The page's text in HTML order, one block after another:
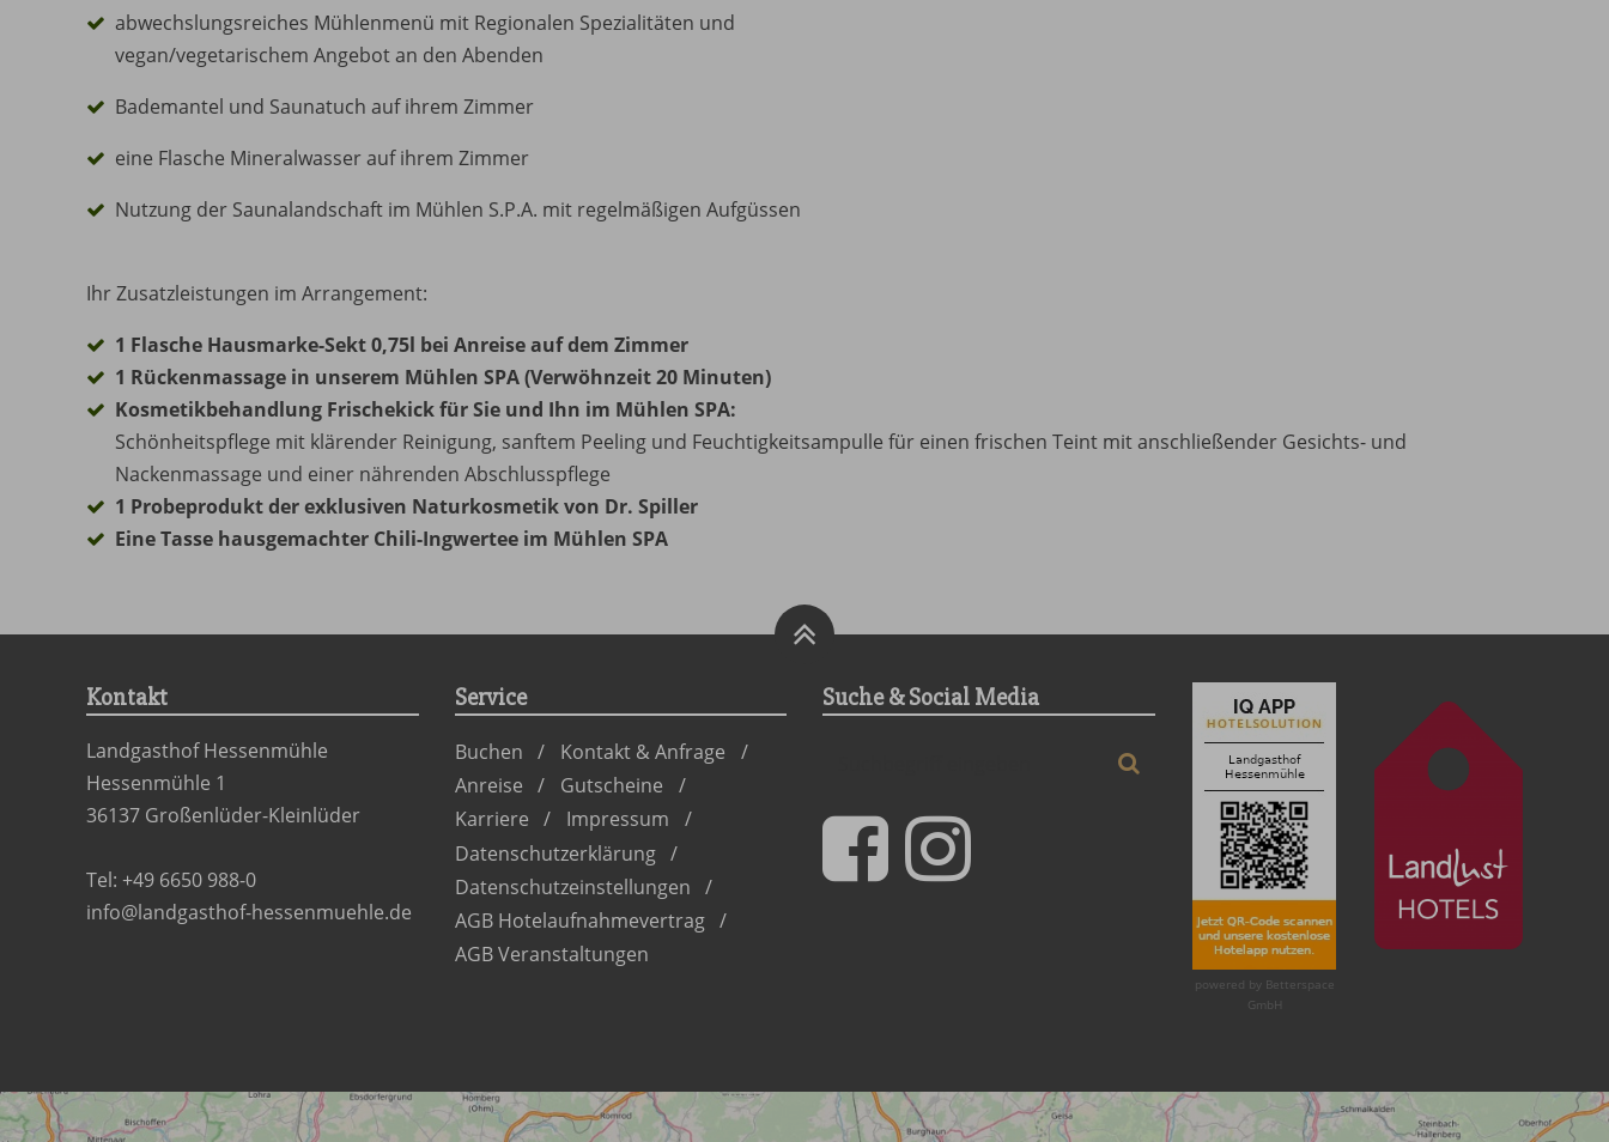
abwechslungsreiches Mühlenmenü mit Regionalen Spezialitäten und
vegan/vegetarischem Angebot an den Abenden
Bademantel und Saunatuch auf ihrem Zimmer
eine Flasche Mineralwasser auf ihrem Zimmer
Nutzung der Saunalandschaft im Mühlen S.P.A. mit regelmäßigen Aufgüssen
Ihr Zusatzleistungen im Arrangement:
1 Flasche Hausmarke-Sekt 0,75l bei Anreise auf dem Zimmer
1 Rückenmassage in unserem Mühlen SPA (Verwöhnzeit 20 Minuten)
Kosmetikbehandlung Frischekick für Sie und Ihn im Mühlen SPA:
Schönheitspflege mit klärender Reinigung, sanftem Peeling und Feuchtigkeitsampulle für einen frischen Teint mit anschließender Gesichts- und
Nackenmassage und einer nährenden Abschlusspflege
1 Probeprodukt der exklusiven Naturkosmetik von Dr. Spiller
Eine Tasse hausgemachter Chili-Ingwertee im Mühlen SPA
Kontakt
Landgasthof Hessenmühle
Hessenmühle 1
36137 Großenlüder-Kleinlüder
Tel: +49 6650 988-0
info@landgasthof-hessenmuehle.de
Service
Buchen
Kontakt & Anfrage
Anreise
Gutscheine
Karriere
Impressum
Datenschutzerklärung
Datenschutz­einstellungen
AGB Hotelaufnahmevertrag
AGB Veranstaltungen
Suche & Social Media
powered by Betterspace
GmbH